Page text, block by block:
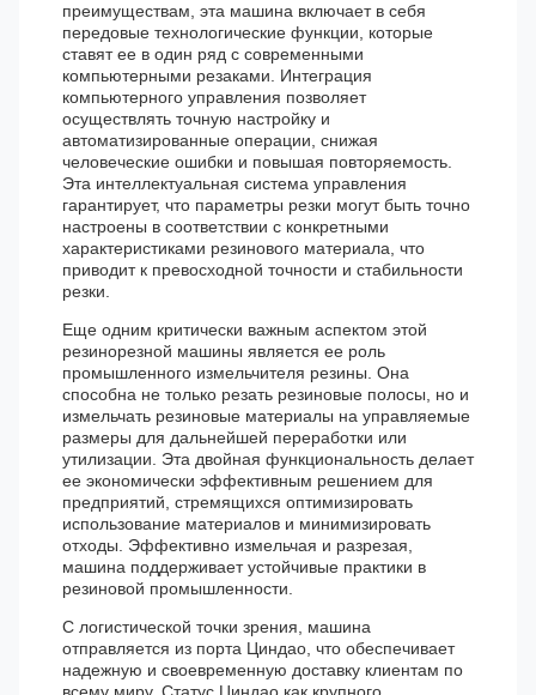
преимуществам, эта машина включает в себя
передовые технологические функции, которые
ставят ее в один ряд с современными
компьютерными резаками. Интеграция
компьютерного управления позволяет
осуществлять точную настройку и
автоматизированные операции, снижая
человеческие ошибки и повышая повторяемость.
Эта интеллектуальная система управления
гарантирует, что параметры резки могут быть точно
настроены в соответствии с конкретными
характеристиками резинового материала, что
приводит к превосходной точности и стабильности
резки.
Еще одним критически важным аспектом этой
резинорезной машины является ее роль
промышленного измельчителя резины. Она
способна не только резать резиновые полосы, но и
измельчать резиновые материалы на управляемые
размеры для дальнейшей переработки или
утилизации. Эта двойная функциональность делает
ее экономически эффективным решением для
предприятий, стремящихся оптимизировать
использование материалов и минимизировать
отходы. Эффективно измельчая и разрезая,
машина поддерживает устойчивые практики в
резиновой промышленности.
С логистической точки зрения, машина
отправляется из порта Циндао, что обеспечивает
надежную и своевременную доставку клиентам по